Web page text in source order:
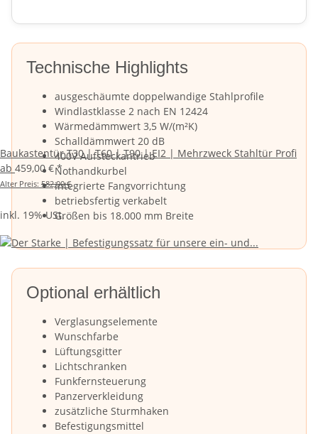
Technische Highlights
ausgeschäumte doppelwandige Stahlprofile
Windlastklasse 2 nach EN 12424
Wärmedämmwert 3,5 W/(m²K)
Schalldämmwert 20 dB
400V Aufsteckantrieb
Nothandkurbel
integrierte Fangvorrichtung
betriebsfertig verkabelt
Größen bis 18.000 mm Breite
Optional erhältlich
Verglasungselemente
Wunschfarbe
Lüftungsgitter
Lichtschranken
Funkfernsteuerung
Panzerverkleidung
zusätzliche Sturmhaken
Befestigungsmittel
Baukastentür T30 | T60 | T90 | EI2 | Mehrzweck Stahltür Profi
ab 459,00 €*
Alter Preis: 582,00 €
inkl. 19% USt.